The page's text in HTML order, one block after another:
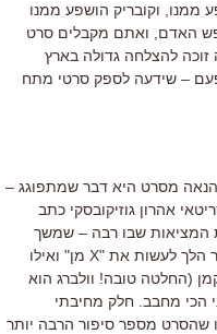
ממנו, וקובריק הושפע ממנו
האדם, ואתם מקבלים סרט
להצלחה גדולה בארץ
פעם – שידעה לספק סרטי מתח
מסרט היא דבר שמתפוגג –
אהרון גוזיקובסקי כתב
המציאות שבו רבה – שמשך
אחריו את מארק וולברג ואת בריאן סינגר שרצו לעשות את הסרט. סינגר הלך לעשות את "X מן" ואילו
(החלטה טובה! וולברג הוא
הכי מחבב. חלק מחיבתי
שהסרט מספר סיפור הרבה יותר